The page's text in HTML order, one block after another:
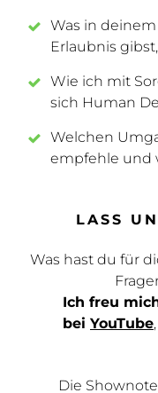
Was in
Erlaubnis
Wie ich mit
sich Human
Welchen
empfehle und
LASS
Was hast du für
Ich freu
bei YouTube,
Die